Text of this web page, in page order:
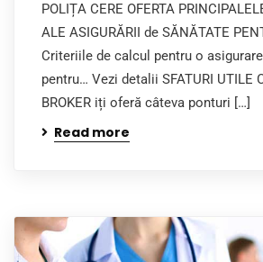
POLIȚA CERE OFERTA
ALE ASIGURĂRII de SĂNĂTATE
Criteriile de calcul pentru o
pentru… Vezi detalii SFATURI UTILE
BROKER iți oferă câteva ponturi […]
Read more